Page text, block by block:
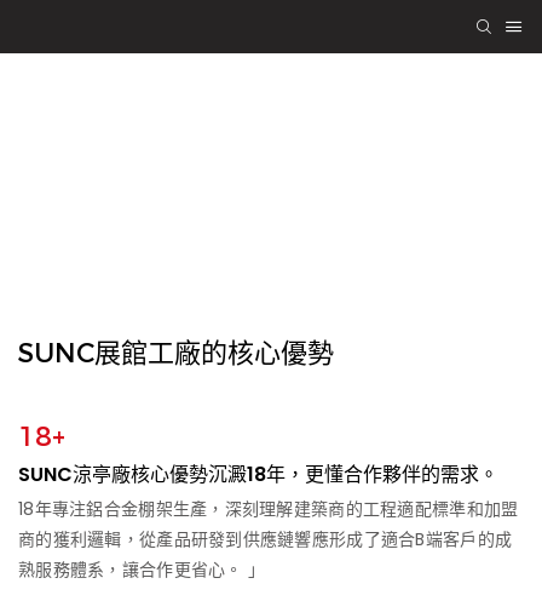
SUNC展館工廠的核心優勢
18+
SUNC涼亭廠核心優勢沉澱18年，更懂合作夥伴的需求。
18年專注鋁合金棚架生產，深刻理解建築商的工程適配標準和加盟
商的獲利邏輯，從產品研發到供應鏈響應形成了適合B端客戶的成
熟服務體系，讓合作更省心。 」